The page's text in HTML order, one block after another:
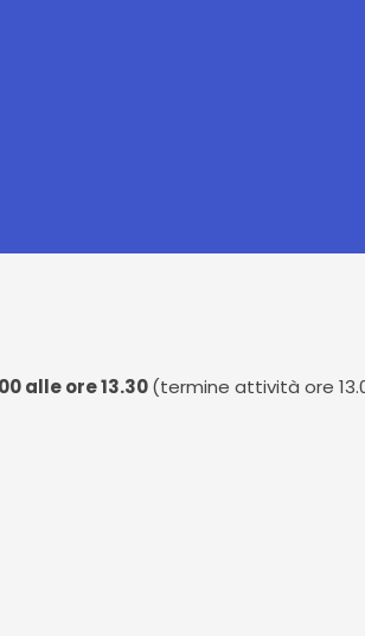
alle ore 13.30(termine attività ore